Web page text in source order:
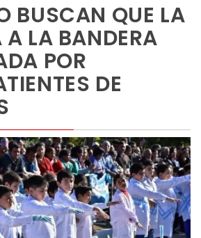
BUSCAN QUE LA
A LA BANDERA
POR
DE